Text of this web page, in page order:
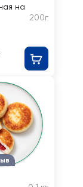
на
200г